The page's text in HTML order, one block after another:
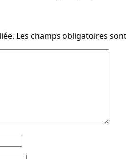
Les champs obligatoires